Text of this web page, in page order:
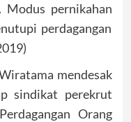
Modus pernikahan
perdagangan
mendesak
sindikat perekrut
Orang